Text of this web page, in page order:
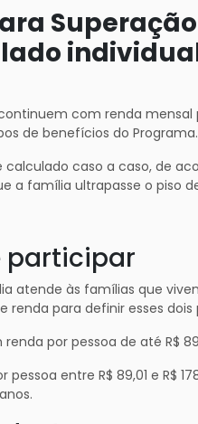
com renda mensal
de benefícios do Programa.
caso a caso, de
a família ultrapasse o piso
participar
atende às famílias que
renda para definir esses
por pessoa de até R$
entre R$ 89,01 e R$